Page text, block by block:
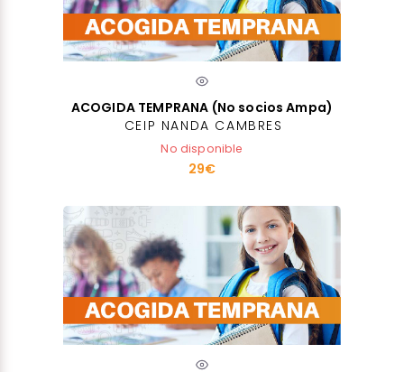
ACOGIDA TEMPRANA (No socios Ampa)
CEIP NANDA CAMBRES
No disponible
29€